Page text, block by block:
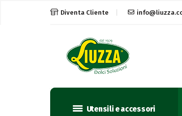
Diventa Cliente
Utensili e accessori